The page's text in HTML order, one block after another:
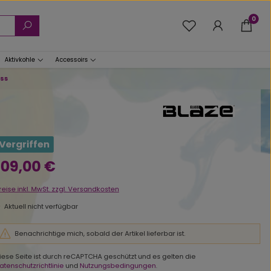
Du hast 0 Produkte
0
Aktivkohle Accessoirs
Preis:€
inkl. MwSt. zzgl. Versandkosten
Aktuell nicht verfügbar
Benachrichtige mich, sobald der Artikel lieferbar ist.
Seite ist durch reCAPTCHA geschützt und es gelten die
und Nutzungsbedingungen.